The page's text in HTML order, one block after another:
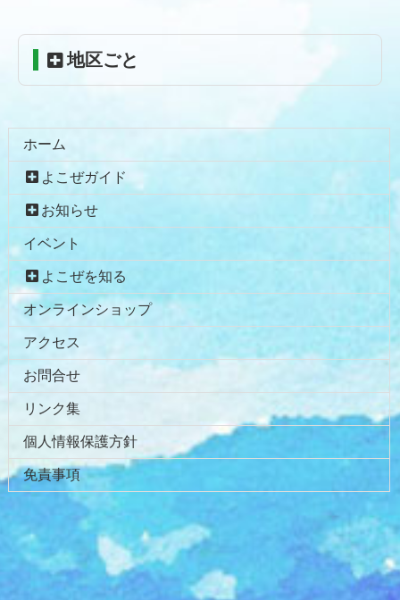
る
地区ごと
ホーム
よこぜガイド
お知らせ
イベント
よこぜを知る
オンラインショップ
アクセス
お問合せ
リンク集
個人情報保護方針
免責事項